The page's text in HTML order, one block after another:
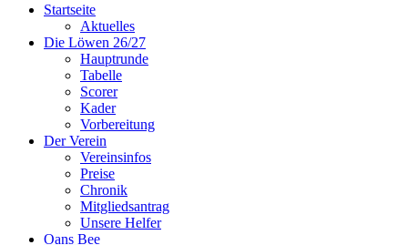
Startseite
Aktuelles
Die Löwen 26/27
Hauptrunde
Tabelle
Scorer
Kader
Vorbereitung
Der Verein
Vereinsinfos
Preise
Chronik
Mitgliedsantrag
Unsere Helfer
Oans Bee